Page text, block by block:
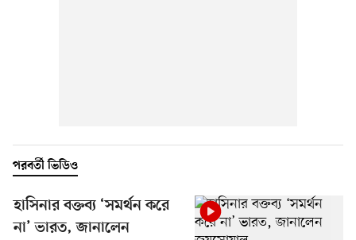
পরবর্তী ভিডিও
হাসিনার বক্তব্য ‘সমর্থন করে
না’ ভারত, জানালেন